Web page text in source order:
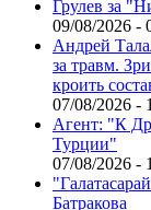
Грулев за
09/08/2026 -
Андрей
за травм.
кроить
07/08/2026 -
Агент: "К
Турции"
07/08/2026 -
Батракова